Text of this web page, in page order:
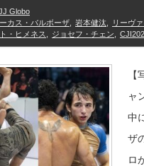
Globo
カス・バルボーザ 岩本健汰 リーヴ
・ヒメネス ジョセフ・チェン
ャ
中
ザ
ロ